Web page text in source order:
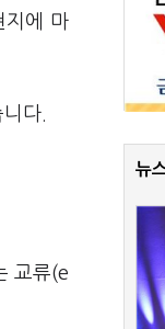
지에 마
다.
교류(e
뉴